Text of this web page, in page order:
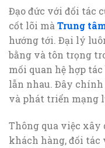
Đạo đức với đối tác
cốt lõi màTrung
hướng tới. Đại lý
bằng và tôn trọng
mối quan hệ hợp
lẫn nhau. Đây
và phát triển mạng
Thông qua việc
khách hàng, đối tác